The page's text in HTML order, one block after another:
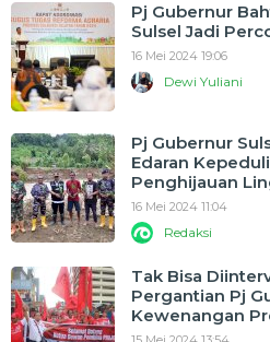
Pj Gubernur
Sulsel Jadi
16 Mei 2024 19:06
Dewi Yuliani
Pj Gubernur
Edaran
Penghijauan
16 Mei 2024 11:04
Redaksi
Tak Bisa
Pergantian Pj
Kewenangan